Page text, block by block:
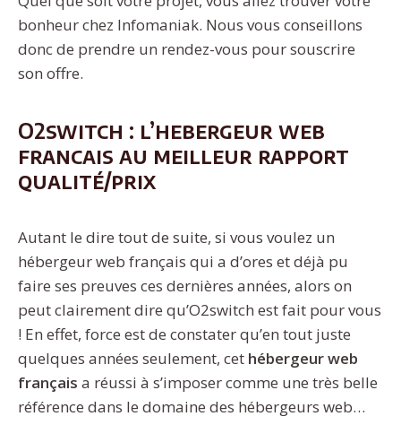
bonheur chez Infomaniak. Nous vous conseillons
donc de prendre un rendez-vous pour souscrire
son offre.
O2switch : l’hebergeur web
francais au meilleur rapport
qualité/prix
Autant le dire tout de suite, si vous voulez un
hébergeur web français qui a d’ores et déjà pu
faire ses preuves ces dernières années, alors on
peut clairement dire qu’O2switch est fait pour vous
! En effet, force est de constater qu’en tout juste
quelques années seulement, cet hébergeur web
français a réussi à s’imposer comme une très belle
référence dans le domaine des hébergeurs web…